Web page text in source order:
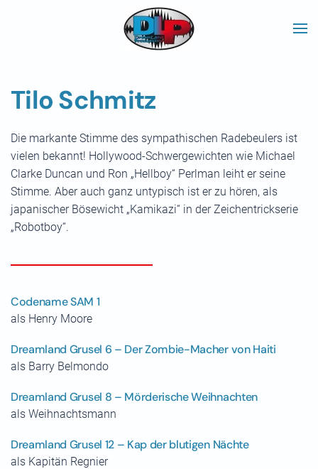
Skip to main content
Tilo Schmitz
Die markante Stimme des sympathischen Radebeulers ist
vielen bekannt! Hollywood-Schwergewichten wie Michael
Clarke Duncan und Ron „Hellboy“ Perlman leiht er seine
Stimme. Aber auch ganz untypisch ist er zu hören, als
japanischer Bösewicht „Kamikazi“ in der Zeichentrickserie
„Robotboy“.
Codename SAM 1
als Henry Moore
Dreamland Grusel 6 – Der Zombie-Macher von Haiti
als Barry Belmondo
Dreamland Grusel 8 – Mörderische Weihnachten
als Weihnachtsmann
Dreamland Grusel 12 – Kap der blutigen Nächte
als Kapitän Regnier